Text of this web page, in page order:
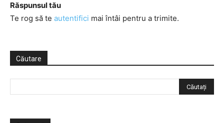
Răspunsul tău
Te rog să te autentifici mai întâi pentru a trimite.
Căutare